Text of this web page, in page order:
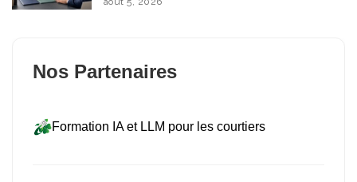
Nos Partenaires
Formation IA et LLM pour les courtiers